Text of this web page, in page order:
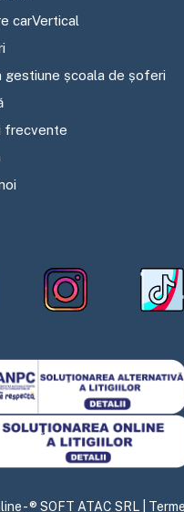
carVertical
gestiune școala de șoferi
frecvente
- ® SOFT ATAC SRL |